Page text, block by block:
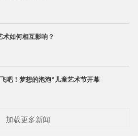
如何相互影响？
吧！梦想的泡泡”儿童艺术节开幕
加载更多新闻